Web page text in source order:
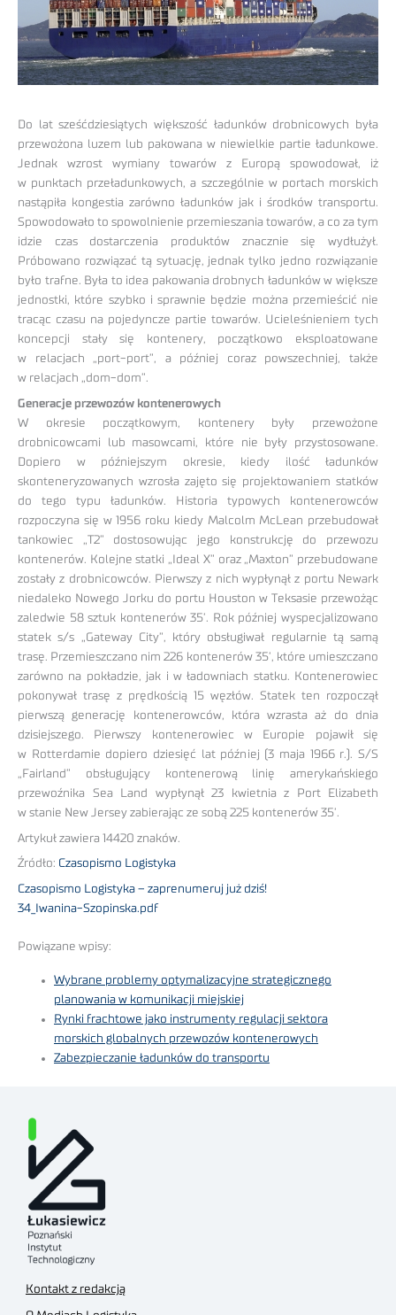
Do lat sześćdziesiątych większość ładunków drobnicowych była
przewożona luzem lub pakowana w niewielkie partie ładunkowe.
Jednak wzrost wymiany towarów z Europą spowodował, iż
w punktach przeładunkowych, a szczególnie w portach morskich
nastąpiła kongestia zarówno ładunków jak i środków transportu.
Spowodowało to spowolnienie przemieszania towarów, a co za tym
idzie czas dostarczenia produktów znacznie się wydłużył.
Próbowano rozwiązać tą sytuację, jednak tylko jedno rozwiązanie
było trafne. Była to idea pakowania drobnych ładunków w większe
jednostki, które szybko i sprawnie będzie można przemieścić nie
tracąc czasu na pojedyncze partie towarów. Ucieleśnieniem tych
koncepcji stały się kontenery, początkowo eksploatowane
w relacjach „port-port”, a później coraz powszechniej, także
w relacjach „dom-dom”.
Generacje przewozów kontenerowych
W okresie początkowym, kontenery były przewożone
drobnicowcami lub masowcami, które nie były przystosowane.
Dopiero w późniejszym okresie, kiedy ilość ładunków
skonteneryzowanych wzrosła zajęto się projektowaniem statków
do tego typu ładunków. Historia typowych kontenerowców
rozpoczyna się w 1956 roku kiedy Malcolm McLean przebudował
tankowiec „T2” dostosowując jego konstrukcję do przewozu
kontenerów. Kolejne statki „Ideal X” oraz „Maxton” przebudowane
zostały z drobnicowców. Pierwszy z nich wypłynął z portu Newark
niedaleko Nowego Jorku do portu Houston w Teksasie przewożąc
zaledwie 58 sztuk kontenerów 35’. Rok później wyspecjalizowano
statek s/s „Gateway City”, który obsługiwał regularnie tą samą
trasę. Przemieszczano nim 226 kontenerów 35’, które umieszczano
zarówno na pokładzie, jak i w ładowniach statku. Kontenerowiec
pokonywał trasę z prędkością 15 węzłów. Statek ten rozpoczął
pierwszą generację kontenerowców, która wzrasta aż do dnia
dzisiejszego. Pierwszy kontenerowiec w Europie pojawił się
w Rotterdamie dopiero dziesięć lat później (3 maja 1966 r.). S/S
„Fairland” obsługujący kontenerową linię amerykańskiego
przewoźnika Sea Land wypłynął 23 kwietnia z Port Elizabeth
w stanie New Jersey zabierając ze sobą 225 kontenerów 35’.
Artykuł zawiera 14420 znaków.
Źródło: Czasopismo Logistyka
Czasopismo Logistyka – zaprenumeruj już dziś!
34_Iwanina-Szopinska.pdf
Powiązane wpisy:
Wybrane problemy optymalizacyjne strategicznego
planowania w komunikacji miejskiej
Rynki frachtowe jako instrumenty regulacji sektora
morskich globalnych przewozów kontenerowych
Zabezpieczanie ładunków do transportu
Kontakt z redakcją